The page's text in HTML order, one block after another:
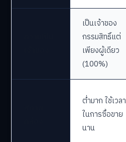
เป็นเจ้าของ
กรรมสิทธิ์แต่
เพียงผู้เดียว
(100%)
ต่ำมาก ใช้เวลา
ในการซื้อขาย
นาน